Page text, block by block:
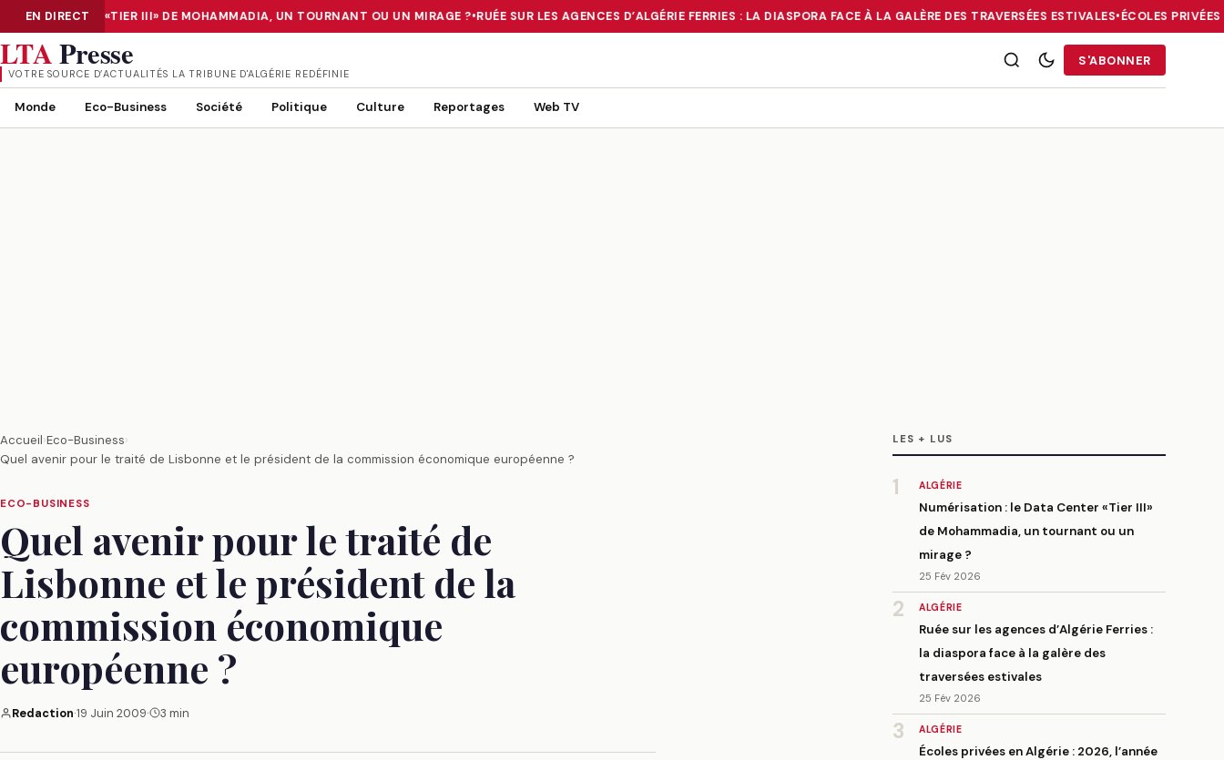
EN DIRECT
DATA CENTER «TIER III» DE MOHAMMADIA, UN TOURNANT OU UN MIRAGE ?•RUÉE SUR LES AGENCES D’ALGÉRIE FERRIES : LA DIASPORA FACE À LA GALÈRE DES TRAVERSÉES ESTIVALES•ÉCOLES PRIVÉES
NUMÉRISATION : LE DATA CENTER «TIER III» DE MOHAMMADIA, UN TOURNANT OU UN MIRAGE ?•RUÉE SUR LES AGENCES D’ALGÉRIE FERRIES : LA DIASPORA FACE À LA GALÈRE DES TRAVERSÉES
LTAPresse
VOTRE SOURCE D’ACTUALITÉS LA TRIBUNE D'ALGÉRIE REDÉFINIE
S'ABONNER
Monde Eco-Business Société Politique Culture Reportages Web TV
Accueil›Eco-Business›
Quel avenir pour le traité de Lisbonne et le président de la commission économique européenne ?
ECO-BUSINESS
Quel avenir pour le traité de
Lisbonne et le président de la
commission économique
européenne ?
Redaction·19 Juin 2009· 3 min
LES + LUS
1 ALGÉRIE
Numérisation : le Data Center «Tier III»
de Mohammadia, un tournant ou un
mirage ?
25 Fév 2026
2 ALGÉRIE
Ruée sur les agences d’Algérie Ferries :
la diaspora face à la galère des
traversées estivales
25 Fév 2026
3 ALGÉRIE
Écoles privées en Algérie : 2026, l’année